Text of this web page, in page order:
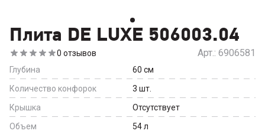
Плита DE LUXE 506003.04
0 отзывов Арт.: 6906581
Глубина 60 см
Количество конфорок
3 шт.
Крышка
Отсутствует
Объем
54л